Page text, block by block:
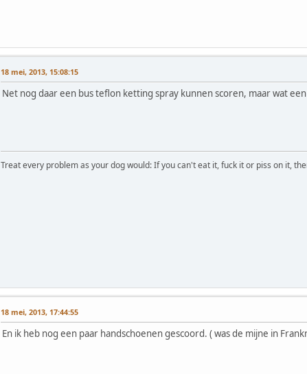
18 mei, 2013, 15:08:15
Net nog daar een bus teflon ketting spray kunnen scoren, maar wat
Treat every problem as your dog would: If you can't eat it, fuck it or piss on it,
18 mei, 2013, 17:44:55
En ik heb nog een paar handschoenen gescoord. ( was de mijne in